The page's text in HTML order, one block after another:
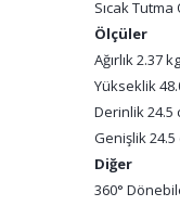
Sıcak
Ölçüler
Ağırlık 2.37 kg
Yükseklik
Derinlik 24.5
Genişlik 24.5
Diğer
360°